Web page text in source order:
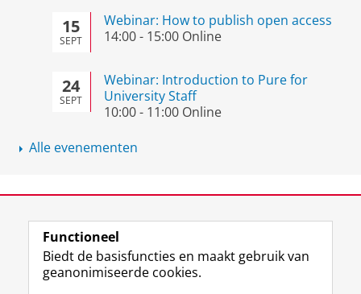
15
SEPT
Webinar: How to publish open access
14:00- 15:00Online
24
SEPT
Webinar: Introduction to Pure for
University Staff
10:00- 11:00Online
Alle evenementen
View this page in:English
Functioneel
Biedt de basisfuncties en maakt gebruik van
geanonimiseerde cookies.